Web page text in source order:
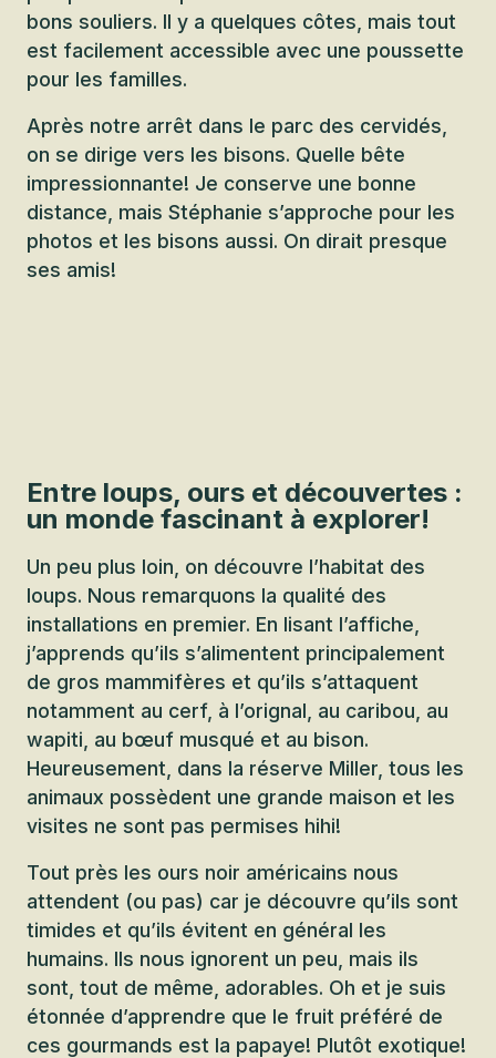
bons souliers. Il y a quelques côtes, mais tout
est facilement accessible avec une poussette
pour les familles.
Après notre arrêt dans le parc des cervidés,
on se dirige vers les bisons. Quelle bête
impressionnante! Je conserve une bonne
distance, mais Stéphanie s’approche pour les
photos et les bisons aussi. On dirait presque
ses amis!
Entre loups, ours et découvertes :
un monde fascinant à explorer!
Un peu plus loin, on découvre l’habitat des
loups. Nous remarquons la qualité des
installations en premier. En lisant l’affiche,
j’apprends qu’ils s’alimentent principalement
de gros mammifères et qu’ils s’attaquent
notamment au cerf, à l’orignal, au caribou, au
wapiti, au bœuf musqué et au bison.
Heureusement, dans la réserve Miller, tous les
animaux possèdent une grande maison et les
visites ne sont pas permises hihi!
Tout près les ours noir américains nous
attendent (ou pas) car je découvre qu’ils sont
timides et qu’ils évitent en général les
humains. Ils nous ignorent un peu, mais ils
sont, tout de même, adorables. Oh et je suis
étonnée d’apprendre que le fruit préféré de
ces gourmands est la papaye! Plutôt exotique!